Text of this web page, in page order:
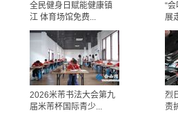
全民健身日赋能健康镇
江 体育场馆免费...
“
展
2026米芾书法大会第九
届米芾杯国际青少...
烈
责